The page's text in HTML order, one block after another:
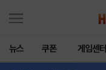
뉴스 쿠폰 게임센터